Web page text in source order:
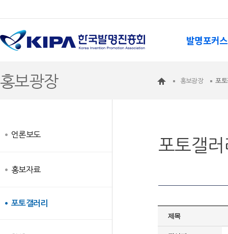
발명포커스
홍보광장 홍보광장 포
언론보도
홍보자료
포토갤러리
포토갤러
제목